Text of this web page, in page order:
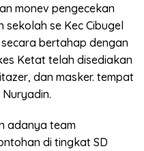
monev pengecekan
sekolah se Kec Cibugel
bertahap dengan
Ketat telah disediakan
dan masker. tempat
Nuryadin.
adanya team
di tingkat SD